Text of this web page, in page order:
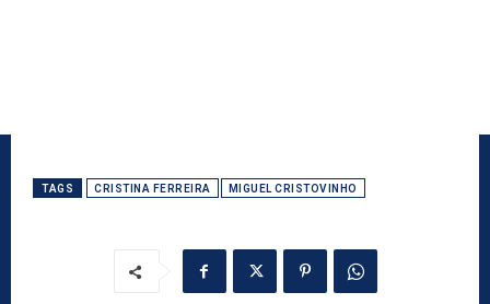
TAGS CRISTINA FERREIRA MIGUEL CRISTOVINHO